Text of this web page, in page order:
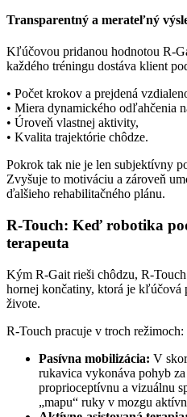
Transparentný a merateľný
Kľúčovou pridanou hodnotou R-
každého tréningu dostáva klient
• Počet krokov a prejdená
• Miera dynamického odľahčenia
• Úroveň vlastnej aktivity,
• Kvalita trajektórie chôdze.
Pokrok tak nie je len subjektívny
Zvyšuje to motiváciu a zároveň
ďalšieho rehabilitačného plánu.
R-Touch: Keď robotika
terapeuta
Kým R-Gait rieši chôdzu, R-
hornej končatiny, ktorá je kľúčová
živote.
R-Touch pracuje v troch režimoch:
Pasívna mobilizácia: V
rukavica vykonáva pohyb
proprioceptívnu a vizuálnu
„mapu“ ruky v mozgu